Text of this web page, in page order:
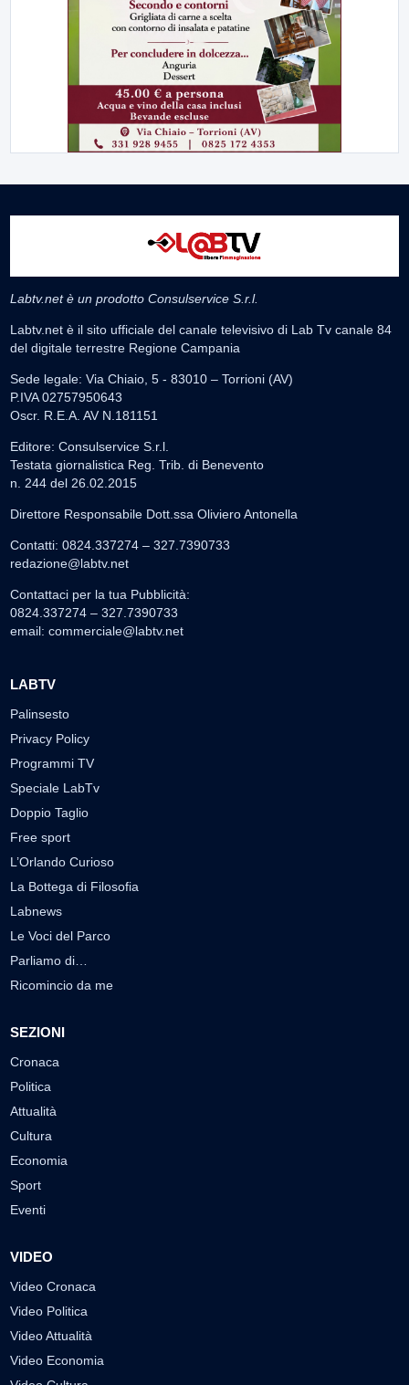
Labtv.net è un prodotto Consulservice S.r.l.
Labtv.net è il sito ufficiale del canale televisivo di Lab Tv canale 84
del digitale terrestre Regione Campania
Sede legale: Via Chiaio, 5 - 83010 – Torrioni (AV)
P.IVA 02757950643
Oscr. R.E.A. AV N.181151
Editore: Consulservice S.r.l.
Testata giornalistica Reg. Trib. di Benevento
n. 244 del 26.02.2015
Direttore Responsabile Dott.ssa Oliviero Antonella
Contatti: 0824.337274 – 327.7390733
redazione@labtv.net
Contattaci per la tua Pubblicità:
0824.337274 – 327.7390733
email: commerciale@labtv.net
LABTV
Palinsesto
Privacy Policy
Programmi TV
Speciale LabTv
Doppio Taglio
Free sport
L’Orlando Curioso
La Bottega di Filosofia
Labnews
Le Voci del Parco
Parliamo di…
Ricomincio da me
SEZIONI
Cronaca
Politica
Attualità
Cultura
Economia
Sport
Eventi
VIDEO
Video Cronaca
Video Politica
Video Attualità
Video Economia